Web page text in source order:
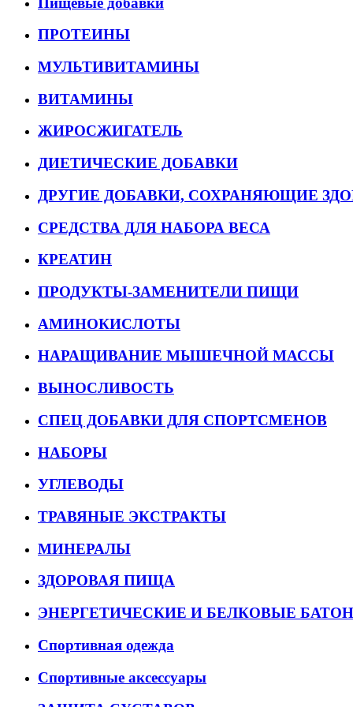
ПРОТЕИНЫ
МУЛЬТИВИТАМИНЫ
ВИТАМИНЫ
ЖИРОСЖИГАТЕЛЬ
ДИЕТИЧЕСКИЕ ДОБАВКИ
ДРУГИЕ ДОБАВКИ, СОХРАНЯЮЩИЕ
СРЕДСТВА ДЛЯ НАБОРА ВЕСА
КРЕАТИН
ПРОДУКТЫ-ЗАМЕНИТЕЛИ ПИЩИ
АМИНОКИСЛОТЫ
НАРАЩИВАНИЕ МЫШЕЧНОЙ МАССЫ
ВЫНОСЛИВОСТЬ
СПЕЦ ДОБАВКИ ДЛЯ СПОРТСМЕНОВ
НАБОРЫ
УГЛЕВОДЫ
ТРАВЯНЫЕ ЭКСТРАКТЫ
МИНЕРАЛЫ
ЗДОРОВАЯ ПИЩА
ЭНЕРГЕТИЧЕСКИЕ И БЕЛКОВЫЕ
Спортивная одежда
Спортивные аксессуары